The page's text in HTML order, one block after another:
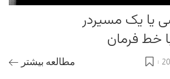
یا یک مسیردر
خط فرمان
مطالعه بیشتر